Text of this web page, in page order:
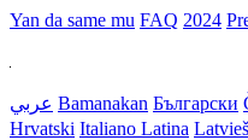
Yan da same mu FAQ 2024
عربي Bamanakan Български
Hrvatski Italiano Latina